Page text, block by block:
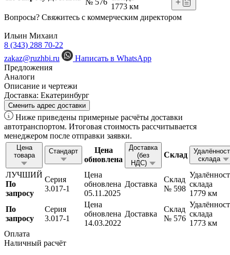
1773 км
Вопросы? Свяжитесь с коммерческим директором
Ильин Михаил
8 (343) 288 70-22
zakaz@ruzhbi.ru
Написать в WhatsApp
Предложения
Аналоги
Описание и чертежи
Доставка: Екатеринбург
Сменить адрес доставки
Ниже приведены примерные расчёты доставки
автотранспортом. Итоговая стоимость рассчитывается
менеджером после отправки заявки.
Цена
товара
Стандарт
Цена
обновлена
Доставка
(без
НДС)
Склад
склада
ЛУЧШИЙ
По
запросу
Серия
3.017-1
Цена
обновлена
05.11.2025
Доставка
Склад
№ 598
склада
1779 км
По
запросу
Серия
3.017-1
Цена
обновлена
14.03.2022
Доставка
Склад
№ 576
склада
1773 км
Оплата
Наличный расчёт